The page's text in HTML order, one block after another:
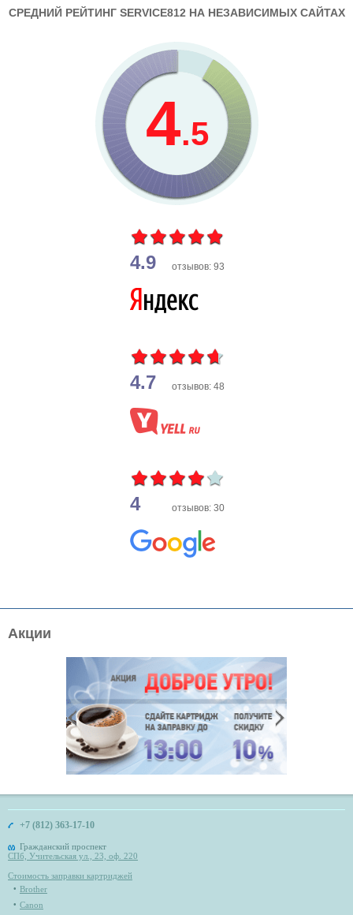
Акции
СРЕДНИЙ РЕЙТИНГ SERVICE812 НА НЕЗАВИСИМЫХ САЙТАХ
4.5
4.9 отзывов: 93
4.7 отзывов: 48
4 отзывов: 30
+7 (812) 363-17-10
Гражданский проспект
СПб, Учительская ул., 23, оф. 220
Стоимость заправки картриджей
Brother
Canon